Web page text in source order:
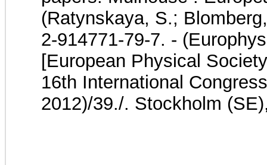
(Ratynskaya, S.;
2-914771-79-7. -
[European Physical
16th International
2012)/39./. Stockholm